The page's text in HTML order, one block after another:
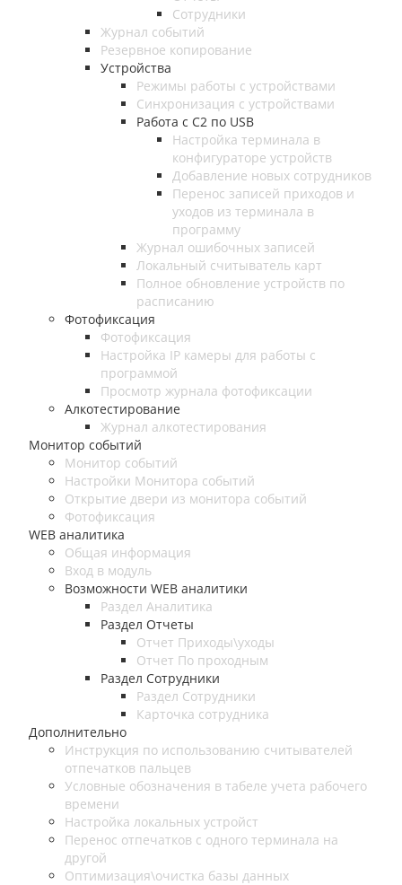
Сотрудники
Журнал событий
Резервное копирование
Устройства
Режимы работы с устройствами
Синхронизация с устройствами
Работа с C2 по USB
Настройка терминала в
конфигураторе устройств
Добавление новых сотрудников
Перенос записей приходов и
уходов из терминала в
программу
Журнал ошибочных записей
Локальный считыватель карт
Полное обновление устройств по
расписанию
Фотофиксация
Фотофиксация
Настройка IP камеры для работы с
программой
Просмотр журнала фотофиксации
Алкотестирование
Журнал алкотестирования
Монитор событий
Монитор событий
Настройки Монитора событий
Открытие двери из монитора событий
Фотофиксация
WEB аналитика
Общая информация
Вход в модуль
Возможности WEB аналитики
Раздел Аналитика
Раздел Отчеты
Отчет Приходы\уходы
Отчет По проходным
Раздел Сотрудники
Раздел Сотрудники
Карточка сотрудника
Дополнительно
Инструкция по использованию считывателей
отпечатков пальцев
Условные обозначения в табеле учета рабочего
времени
Настройка локальных устройст
Перенос отпечатков с одного терминала на
другой
Оптимизация\очистка базы данных